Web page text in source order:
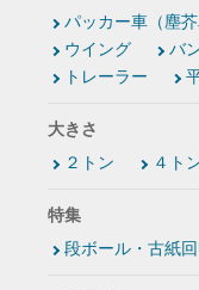
パッカー車（塵芥
ウイング
バ
トレーラー
大きさ
２トン
４ト
特集
段ボール・古紙